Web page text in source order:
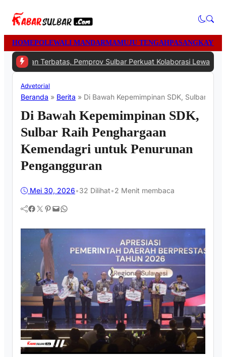
HOMEPOLEWALI MANDARMAMUJU TENGAHPASANGKAYU
Terbatas, Pemprov Sulbar Perkuat Kolaborasi Lewat
Advetorial
Beranda » Berita » Di Bawah Kepemimpinan SDK, Sulbar
Di Bawah Kepemimpinan SDK,
Sulbar Raih Penghargaan
Kemendagri untuk Penurunan
Pengangguran
Mei 30, 2026•32 Dilihat•2 Menit membaca
Facebook Twitter Pinterest Mail WhatsApp